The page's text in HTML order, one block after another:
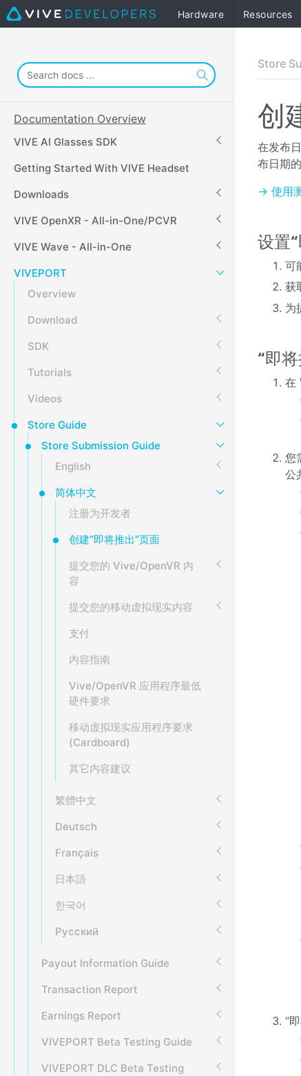
Hardware Resources
Documentation Overview
VIVE AI Glasses SDK
Getting Started With VIVE Headset
Downloads
VIVE OpenXR - All-in-One/PCVR
VIVE Wave - All-in-One
VIVEPORT
Overview
Download
SDK
Tutorials
Videos
Store Guide
Store Submission Guide
English
简体中文
注册为开发者
创建“即将推出”页面
提交您的 Vive/OpenVR 内
容
提交您的移动虚拟现实内容
支付
内容指南
Vive/OpenVR 应用程序最低
硬件要求
移动虚拟现实应用程序要求
(Cardboard)
其它内容建议
繁體中文
Deutsch
Français
日本語
한국어
Русский
Payout Information Guide
Transaction Report
Earnings Report
VIVEPORT Beta Testing Guide
VIVEPORT DLC Beta Testing
Store
创
在发布
布日期
→ 使用
设置
可
获
为
“即
在
您
公
“